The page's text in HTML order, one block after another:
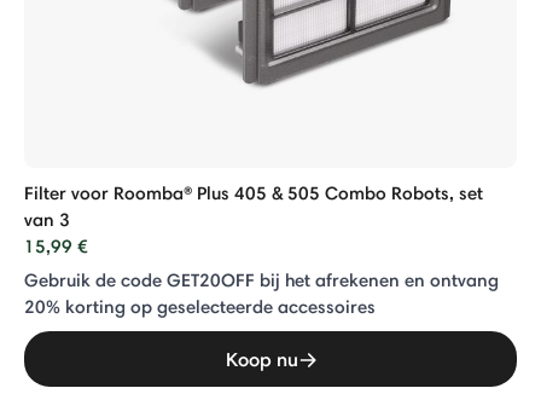
Filter voor Roomba® Plus 405 & 505 Combo Robots, set
van 3
15,99 €
Gebruik de code GET20OFF bij het afrekenen en ontvang
20% ​​korting op geselecteerde accessoires
Koop nu